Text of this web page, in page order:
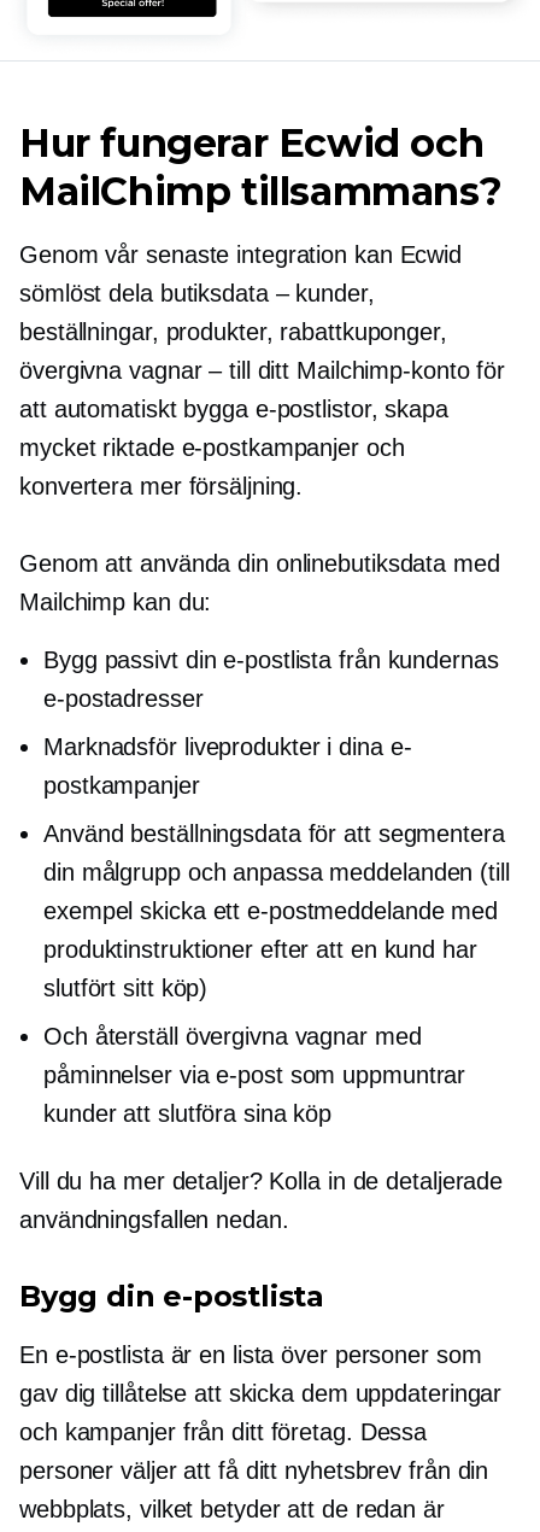
Hur fungerar Ecwid och
MailChimp tillsammans?
Genom vår senaste integration kan Ecwid
sömlöst dela butiksdata – kunder,
beställningar, produkter, rabattkuponger,
övergivna vagnar – till ditt Mailchimp-konto för
att automatiskt bygga e-postlistor, skapa
mycket riktade e-postkampanjer och
konvertera mer försäljning.
Genom att använda din onlinebutiksdata med
Mailchimp kan du:
Bygg passivt din e-postlista från kundernas
e-postadresser
Marknadsför liveprodukter i dina e-
postkampanjer
Använd beställningsdata för att segmentera
din målgrupp och anpassa meddelanden (till
exempel skicka ett e-postmeddelande med
produktinstruktioner efter att en kund har
slutfört sitt köp)
Och återställ övergivna vagnar med
påminnelser via e-post som uppmuntrar
kunder att slutföra sina köp
Vill du ha mer detaljer? Kolla in de detaljerade
användningsfallen nedan.
Bygg din e-postlista
En e-postlista är en lista över personer som
gav dig tillåtelse att skicka dem uppdateringar
och kampanjer från ditt företag. Dessa
personer väljer att få ditt nyhetsbrev från din
webbplats, vilket betyder att de redan är